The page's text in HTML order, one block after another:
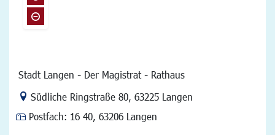
Stadt Langen - Der Magistrat - Rathaus
Link zur Google-Maps Navigation
Südliche Ringstraße 80, 63225 Langen
Postfach: 16 40, 63206 Langen